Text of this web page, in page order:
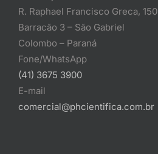
R. Raphael Francisco Greca, 150
Barracão 3 – São Gabriel
Colombo – Paraná
Fone/WhatsApp
(41) 3675 3900
E-mail
comercial@phcientifica.com.br